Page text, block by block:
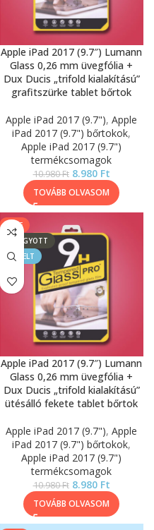
Apple iPad 2017 (9.7″) Lumann
Glass 0,26 mm üvegfólia +
Dux Ducis „trifold kialakítású”
grafitszürke tablet bőrtok
Apple iPad 2017 (9.7"), Apple
iPad 2017 (9.7") bőrtokok,
Apple iPad 2017 (9.7")
termékcsomagok
10.980Ft 8.980 Ft
TOVÁBB OLVASOM
SALE
ELFOGYOTT
KIEMELT
Apple iPad 2017 (9.7″) Lumann
Glass 0,26 mm üvegfólia +
Dux Ducis „trifold kialakítású”
ütésálló fekete tablet bőrtok
Apple iPad 2017 (9.7"), Apple
iPad 2017 (9.7") bőrtokok,
Apple iPad 2017 (9.7")
termékcsomagok
10.980Ft 8.980 Ft
TOVÁBB OLVASOM